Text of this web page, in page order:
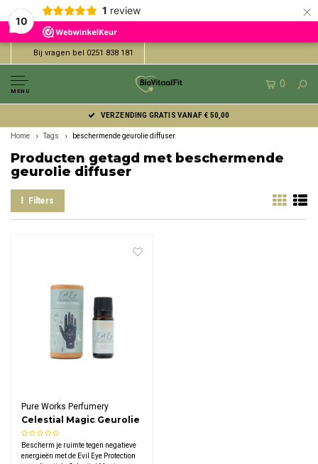
10
1 review ×
Bij vragen bel 0251 838 181
MENU
0
VERZENDING GRATIS VANAF € 50,00
Home Tags beschermende geurolie diffuser
Producten getagd met beschermende
geurolie diffuser
Filters
Pure Works Perfumery
Celestial Magic Geurolie
Evil Eye Protection
Bescherm je ruimte tegen negatieve
energieën met de Evil Eye Protection